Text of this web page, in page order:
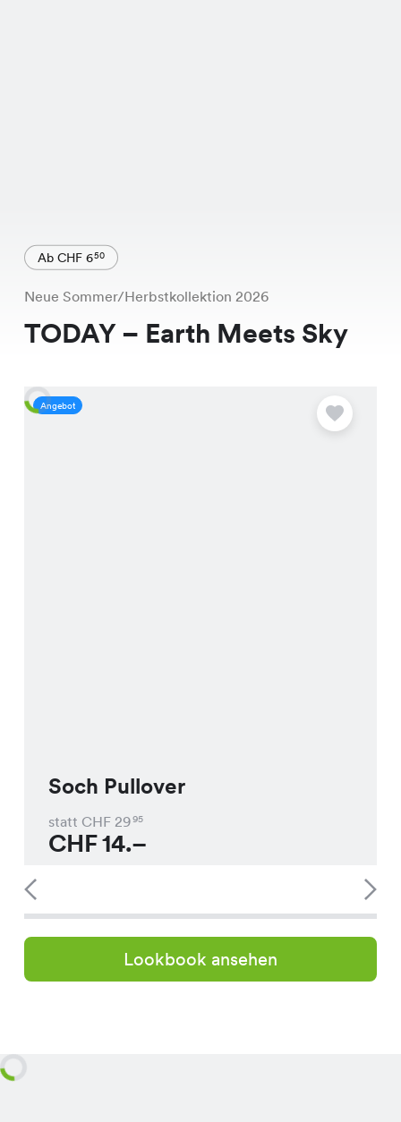
Ab CHF 650
Neue Sommer/Herbstkollektion 2026
TODAY – Earth Meets Sky
Angebot
Soch Pullover
statt CHF 2995
CHF14.–
Lookbook ansehen